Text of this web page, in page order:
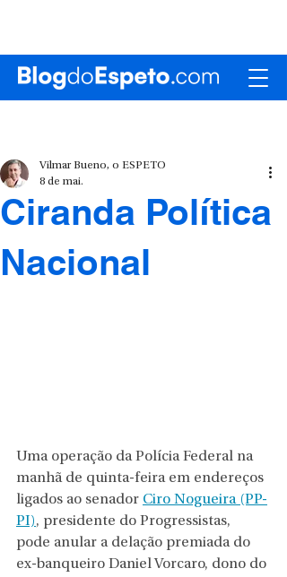
Ciranda Política
Nacional
Vilmar Bueno, o ESPETO
8 de mai.
Uma operação da Polícia Federal na
manhã de quinta-feira em endereços
ligados ao senador Ciro Nogueira (PP-
PI), presidente do Progressistas,
pode anular a delação premiada do
ex-banqueiro Daniel Vorcaro, dono do